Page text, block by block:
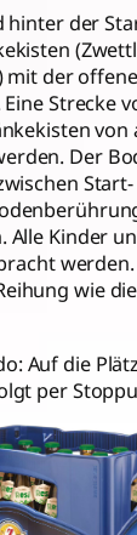
der
mit der
Strecke
von
Der
Alle Kinder
wie
Auf die
per